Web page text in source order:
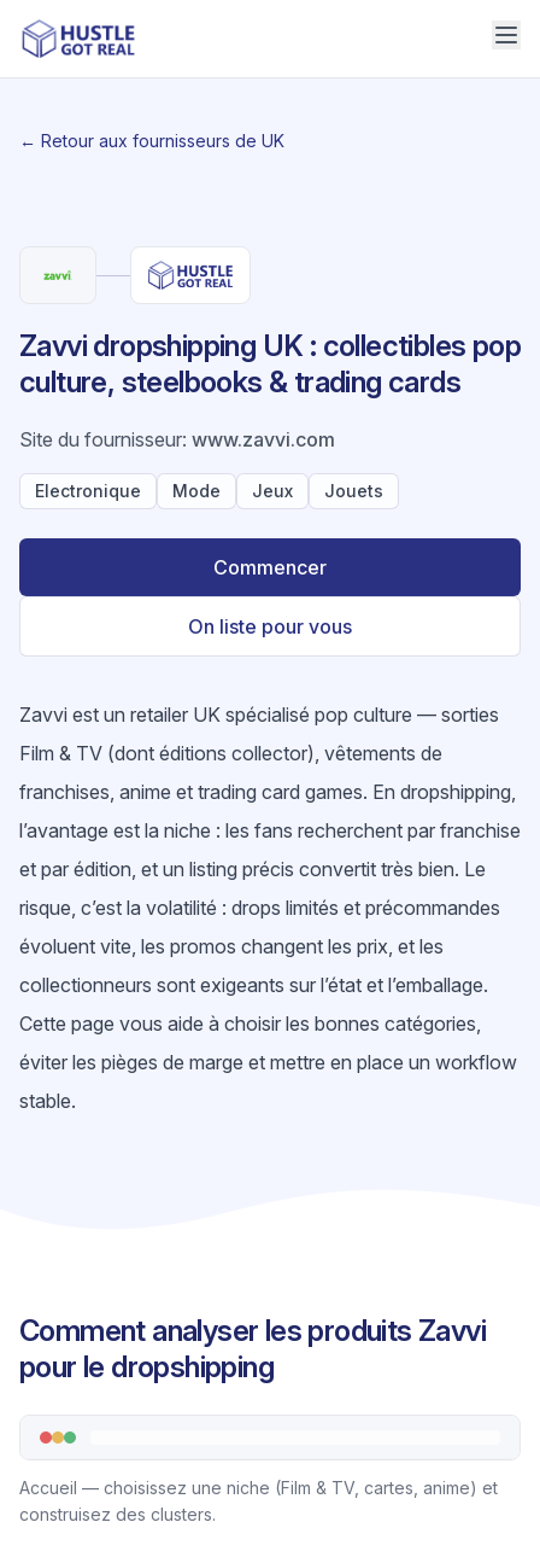
← Retour aux fournisseurs de UK
Zavvi dropshipping UK : collectibles pop
culture, steelbooks & trading cards
Site du fournisseur: www.zavvi.com
Electronique Mode Jeux Jouets
Commencer
On liste pour vous
Zavvi est un retailer UK spécialisé pop culture — sorties
Film & TV (dont éditions collector), vêtements de
franchises, anime et trading card games. En dropshipping,
l’avantage est la niche : les fans recherchent par franchise
et par édition, et un listing précis convertit très bien. Le
risque, c’est la volatilité : drops limités et précommandes
évoluent vite, les promos changent les prix, et les
collectionneurs sont exigeants sur l’état et l’emballage.
Cette page vous aide à choisir les bonnes catégories,
éviter les pièges de marge et mettre en place un workflow
stable.
Comment analyser les produits Zavvi
pour le dropshipping
Accueil — choisissez une niche (Film & TV, cartes, anime) et
construisez des clusters.